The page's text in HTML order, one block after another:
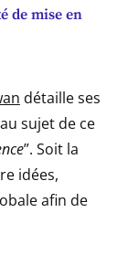
de mise en
détaille ses
sujet de ce
”. Soit la
idées,
afin de